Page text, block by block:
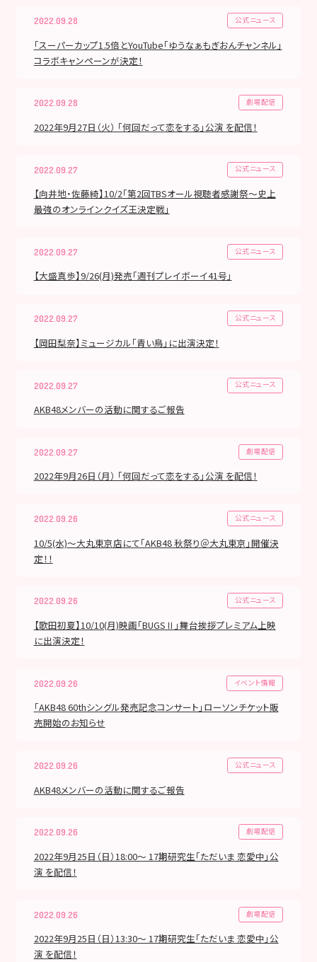
2022.09.28 公式ニュース
「スーパーカップ1.5倍とYouTube「ゆうなぁもぎおんチャンネル」
コラボキャンペーンが決定！
2022.09.28 劇場配信
2022年9月27日（火） 「何回だって恋をする」公演 を配信！
2022.09.27 公式ニュース
【向井地・佐藤綺】10/2「第2回TBSオール視聴者感謝祭〜史上
最強のオンラインクイズ王決定戦」
2022.09.27 公式ニュース
【大盛真歩】9/26(月)発売「週刊プレイボーイ41号」
2022.09.27 公式ニュース
【岡田梨奈】ミュージカル「青い鳥」に出演決定！
2022.09.27 公式ニュース
AKB48メンバーの活動に関するご報告
2022.09.27 劇場配信
2022年9月26日（月） 「何回だって恋をする」公演 を配信！
2022.09.26 公式ニュース
10/5(水)〜大丸東京店にて「AKB48 秋祭り＠大丸東京」開催決
定！！
2022.09.26 公式ニュース
【歌田初夏】10/10(月)映画「BUGSⅡ」舞台挨拶プレミアム上映
に出演決定！
2022.09.26 イベント情報
「AKB48 60thシングル発売記念コンサート」ローソンチケット販
売開始のお知らせ
2022.09.26 公式ニュース
AKB48メンバーの活動に関するご報告
2022.09.26 劇場配信
2022年9月25日（日）18:00～ 17期研究生「ただいま 恋愛中」公
演 を配信！
2022.09.26 劇場配信
2022年9月25日（日）13:30～ 17期研究生「ただいま 恋愛中」公
演 を配信！